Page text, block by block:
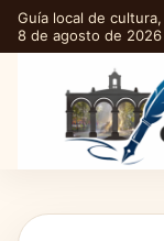
Guía local de
8 de agosto de 2026